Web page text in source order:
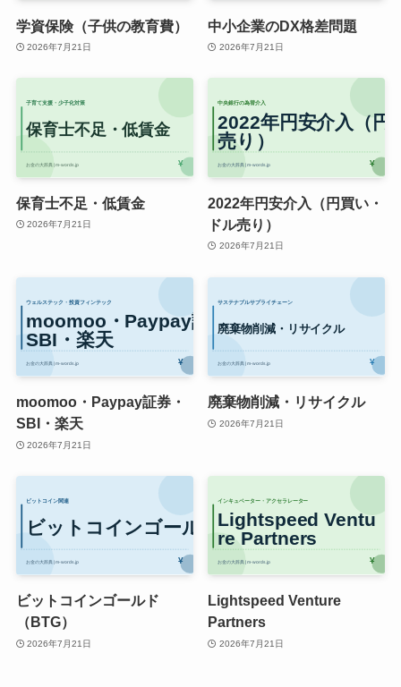
学資保険（子供の教育費）
2026年7月21日
中小企業のDX格差問題
2026年7月21日
保育士不足・低賃金
2026年7月21日
2022年円安介入（円買い・
ドル売り）
2026年7月21日
moomoo・Paypay証券・
SBI・楽天
2026年7月21日
廃棄物削減・リサイクル
2026年7月21日
ビットコインゴールド
（BTG）
2026年7月21日
Lightspeed Venture
Partners
2026年7月21日